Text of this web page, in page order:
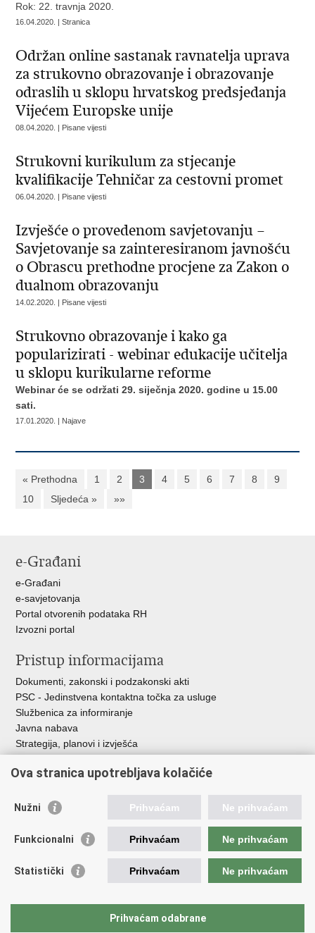
Rok: 22. travnja 2020.
16.04.2020. | Stranica
Održan online sastanak ravnatelja uprava
za strukovno obrazovanje i obrazovanje
odraslih u sklopu hrvatskog predsjedanja
Vijećem Europske unije
08.04.2020. | Pisane vijesti
Strukovni kurikulum za stjecanje
kvalifikacije Tehničar za cestovni promet
06.04.2020. | Pisane vijesti
Izvješće o provedenom savjetovanju –
Savjetovanje sa zainteresiranom javnošću
o Obrascu prethodne procjene za Zakon o
dualnom obrazovanju
14.02.2020. | Pisane vijesti
Strukovno obrazovanje i kako ga
popularizirati - webinar edukacije učitelja
u sklopu kurikularne reforme
Webinar će se održati 29. siječnja 2020. godine u 15.00
sati.
17.01.2020. | Najave
« Prethodna 1 2 3 4 5 6 7 8
9
10
Sljedeća » »»
e-Građani
e-Građani
e-savjetovanja
Portal otvorenih podataka RH
Izvozni portal
Pristup informacijama
Dokumenti, zakonski i podzakonski akti
PSC - Jedinstvena kontaktna točka za usluge
Službenica za informiranje
Javna nabava
Strategija, planovi i izvješća
Korisne poveznice
Vlada RH
ASOO
CARNET
Ova stranica upotrebljava kolačiće
Nužni Prihvaćam Ne prihvaćam
Funkcionalni Prihvaćam Ne prihvaćam
Statistički Prihvaćam Ne prihvaćam
Prihvaćam odabrane